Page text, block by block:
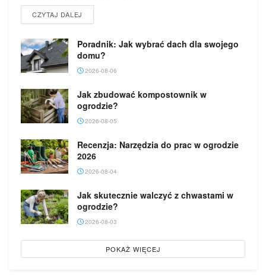
CZYTAJ DALEJ
Poradnik: Jak wybrać dach dla swojego
domu?
2026-08-06
Jak zbudować kompostownik w
ogrodzie?
2026-08-05
Recenzja: Narzędzia do prac w ogrodzie
2026
2026-08-04
Jak skutecznie walczyć z chwastami w
ogrodzie?
2026-08-03
POKAŻ WIĘCEJ